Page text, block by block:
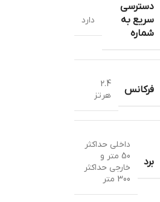
دسترسی
سریع به
شماره
دارد
فرکانس
2.4
هرتز
برد
داخلی حداکثر
50 متر و
خارجی حداکثر
300 متر